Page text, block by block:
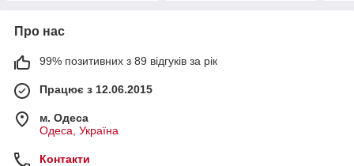
Про нас
99% позитивних з 89 відгуків за рік
Працює з 12.06.2015
м. Одеса
Одеса, Україна
Контакти